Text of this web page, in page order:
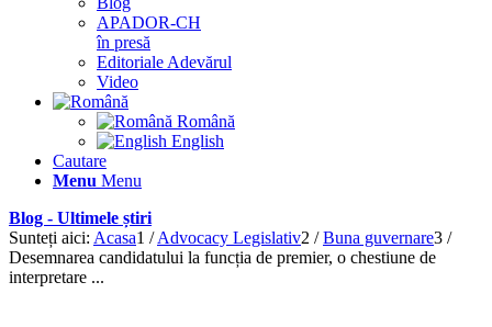
APADOR-CH
în presă
Editoriale Adevărul
Video
Română
English
Cautare
Menu Menu
Blog - Ultimele știri
Sunteți aici: Acasa1 / Advocacy Legislativ2 / Buna guvernare3 /
Desemnarea candidatului la funcția de premier, o chestiune de
interpretare ...